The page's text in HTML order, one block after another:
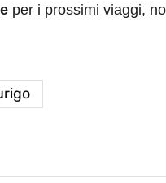
per i prossimi viaggi,